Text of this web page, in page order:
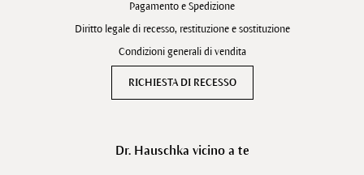
Pagamento e Spedizione
Diritto legale di recesso, restituzione e sostituzione
Condizioni generali di vendita
RICHIESTA DI RECESSO
Dr. Hauschka vicino a te